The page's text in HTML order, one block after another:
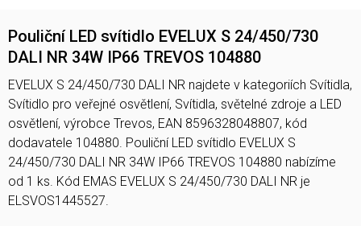
Pouliční LED svítidlo EVELUX S 24/450/730
DALI NR 34W IP66 TREVOS 104880
EVELUX S 24/450/730 DALI NR najdete v kategoriích Svítidla,
Svítidlo pro veřejné osvětlení, Svítidla, světelné zdroje a LED
osvětlení, výrobce Trevos, EAN 8596328048807, kód
dodavatele 104880. Pouliční LED svítidlo EVELUX S
24/450/730 DALI NR 34W IP66 TREVOS 104880 nabízíme
od 1 ks. Kód EMAS EVELUX S 24/450/730 DALI NR je
ELSVOS1445527.